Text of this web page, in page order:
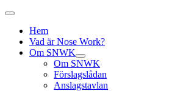
Hem
Vad är Nose Work?
Om SNWK
Om SNWK
Förslagslådan
Anslagstavlan